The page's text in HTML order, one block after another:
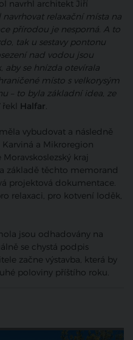
navrhl architekt Jiří
relaxační místa na
přírodou je nesporná. A to
tak u sestavy pontonu
nad vodou jsou
aby se hnízda otevírala
místo s velkorysým
– to byla základní idea, ze
řekl Halfar.
vybudovat a následně
a Mikroregion
kraj
základě těchto memorand
projektová dokumentace.
relaxaci, pro kotvení loděk,
jsou odhadovány na
se chystá podpis
začne výstavba, která by
poloviny příštího roku.